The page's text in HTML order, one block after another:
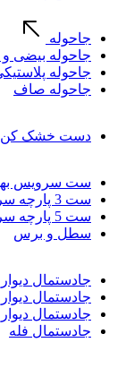
جاحوله
جاحوله بیضی و
جاحوله
جاحوله صاف
دست خشک کن
ست سرویس
ست 3 پارچه سرویس بهداشتی
ست 5 پارچه سرویس بهداشتی
سطل و برس
جادستمال
جادستمال
جادستمال
جادستمال فله